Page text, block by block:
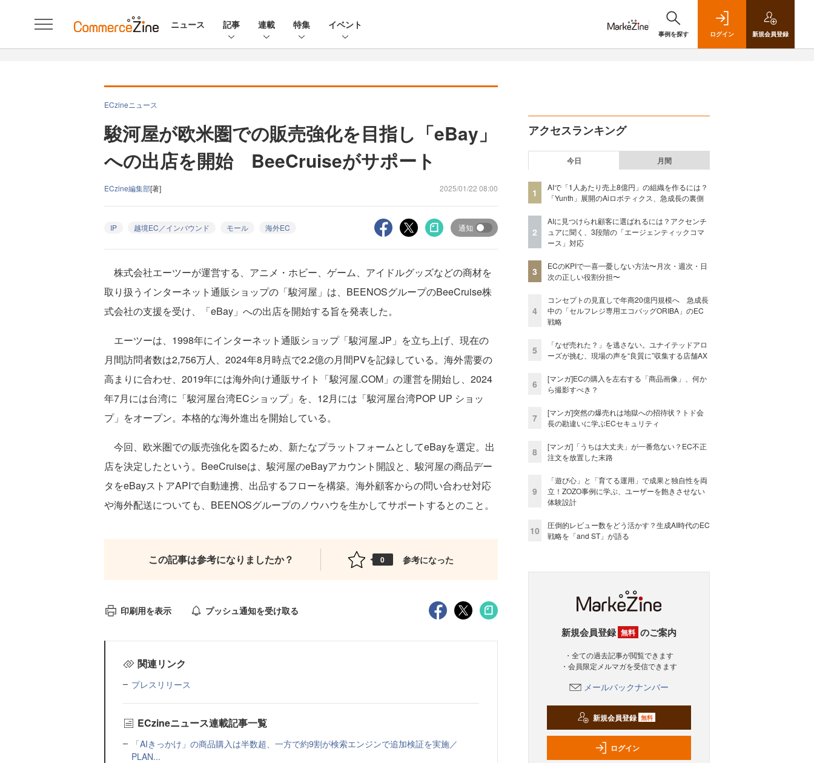
ニュース 記事 連載 特集 イベント
事例を探す ログイン 新規会員登録
ECzineニュース
駿河屋が欧米圏での販売強化を目指し「eBay」
への出店を開始 BeeCruiseがサポート
ECzine編集部[著] 2025/01/22 08:00
IP 越境EC／インバウンド モール 海外EC 通知
株式会社エーツーが運営する、アニメ・ホビー、ゲーム、アイドルグッズなどの商材を
取り扱うインターネット通販ショップの「駿河屋」は、BEENOSグループのBeeCruise株
式会社の支援を受け、「eBay」への出店を開始する旨を発表した。
エーツーは、1998年にインターネット通販ショップ「駿河屋.JP」を立ち上げ、現在の
月間訪問者数は2,756万人、2024年8月時点で2.2億の月間PVを記録している。海外需要の
高まりに合わせ、2019年には海外向け通販サイト「駿河屋.COM」の運営を開始し、2024
年7月には台湾に「駿河屋台湾ECショップ」を、12月には「駿河屋台湾POP UP ショッ
プ」をオープン。本格的な海外進出を開始している。
今回、欧米圏での販売強化を図るため、新たなプラットフォームとしてeBayを選定。出
店を決定したという。BeeCruiseは、駿河屋のeBayアカウント開設と、駿河屋の商品デー
タをeBayストアAPIで自動連携、出品するフローを構築。海外顧客からの問い合わせ対応
や海外配送についても、BEENOSグループのノウハウを生かしてサポートするとのこと。
この記事は参考になりましたか？ 0 参考になった
印刷用を表示 プッシュ通知を受け取る
関連リンク
プレスリリース
ECzineニュース連載記事一覧
「AIきっかけ」の商品購入は半数超、一方で約9割が検索エンジンで追加検証を実施／
PLAN...
アクセスランキング
今日 月間
1
AIで「1人あたり売上8億円」の組織を作るには？
「Yunth」展開のAiロボティクス、急成長の裏側
2
AIに見つけられ顧客に選ばれるには？アクセンチ
ュアに聞く、3段階の「エージェンティックコマ
ース」対応
3
ECのKPIで一喜一憂しない方法〜月次・週次・日
次の正しい役割分担〜
4
コンセプトの見直しで年商20億円規模へ 急成長
中の「セルフレジ専用エコバッグORIBA」のEC
戦略
5
「なぜ売れた？」を逃さない。ユナイテッドアロ
ーズが挑む、現場の声を“良質に”収集する店舗AX
6
[マンガ]ECの購入を左右する「商品画像」、何か
ら撮影すべき？
7
[マンガ]突然の爆売れは地獄への招待状？トド会
長の勘違いに学ぶECセキュリティ
8
[マンガ]「うちは大丈夫」が一番危ない？EC不正
注文を放置した末路
9
「遊び心」と「育てる運用」で成果と独自性を両
立！ZOZO事例に学ぶ、ユーザーを飽きさせない
体験設計
10
圧倒的レビュー数をどう活かす？生成AI時代のEC
戦略を「and ST」が語る
新規会員登録 無料 のご案内
・全ての過去記事が閲覧できます
・会員限定メルマガを受信できます
メールバックナンバー
新規会員登録 無料
ログイン